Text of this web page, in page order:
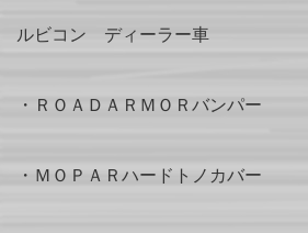
ルビコン ディーラー車
・ＲＯＡＤＡＲＭＯＲバンパー
・ＭＯＰＡＲハードトノカバー